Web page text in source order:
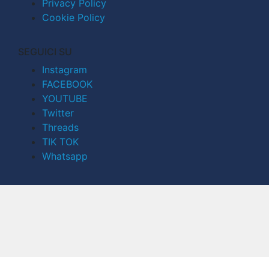
Privacy Policy
Cookie Policy
SEGUICI SU
Instagram
FACEBOOK
YOUTUBE
Twitter
Threads
TIK TOK
Whatsapp